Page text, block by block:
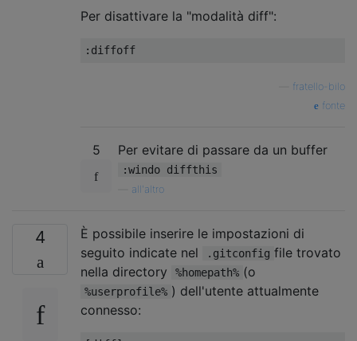
Per disattivare la "modalità diff":
fratello-bilo
fonte
5 Per evitare di passare da un buffer
:windo diffthis
all'altro
4
È possibile inserire le impostazioni di
seguito indicate nel
.gitconfig file trovato
nella directory
%homepath% (o
%userprofile% ) dell'utente attualmente
connesso: